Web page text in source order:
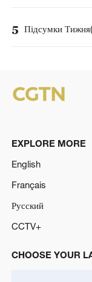
5 Підсумки
EXPLORE MORE
English
Français
Русский
CCTV+
CHOOSE YOUR